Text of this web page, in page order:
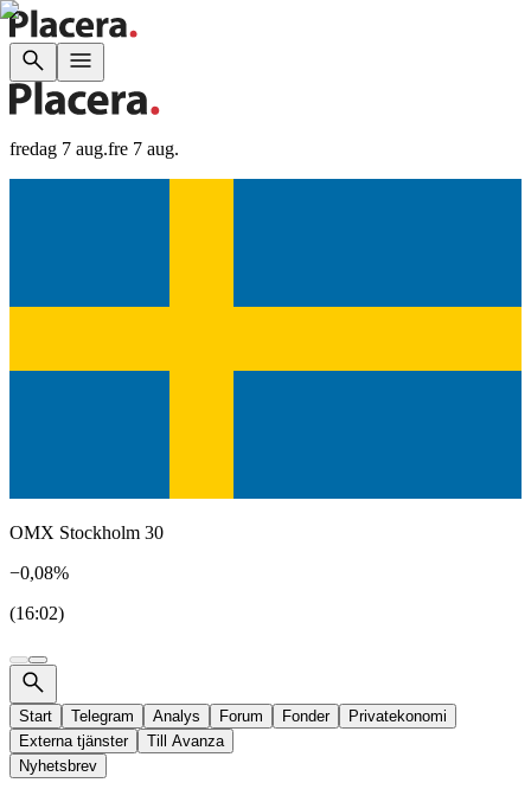
fredag 7 aug.fre 7 aug.
OMX Stockholm 30
−0,08%
(16:02)
Start Telegram Analys Forum Fonder
Privatekonomi
Externa tjänster
Till Avanza
Nyhetsbrev